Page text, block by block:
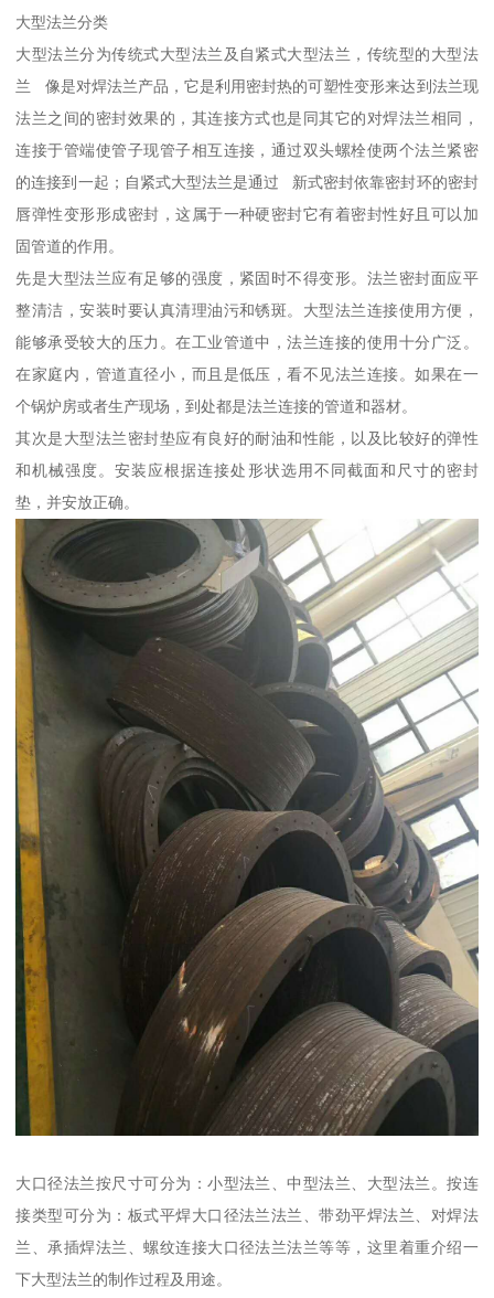
大型法兰分类
大型法兰分为传统式大型法兰及自紧式大型法兰，传统型的大型法
兰 像是对焊法兰产品，它是利用密封热的可塑性变形来达到法兰现
法兰之间的密封效果的，其连接方式也是同其它的对焊法兰相同，
连接于管端使管子现管子相互连接，通过双头螺栓使两个法兰紧密
的连接到一起；自紧式大型法兰是通过 新式密封依靠密封环的密封
唇弹性变形形成密封，这属于一种硬密封它有着密封性好且可以加
固管道的作用。
先是大型法兰应有足够的强度，紧固时不得变形。法兰密封面应平
整清洁，安装时要认真清理油污和锈斑。大型法兰连接使用方便，
能够承受较大的压力。在工业管道中，法兰连接的使用十分广泛。
在家庭内，管道直径小，而且是低压，看不见法兰连接。如果在一
个锅炉房或者生产现场，到处都是法兰连接的管道和器材。
其次是大型法兰密封垫应有良好的耐油和性能，以及比较好的弹性
和机械强度。安装应根据连接处形状选用不同截面和尺寸的密封
垫，并安放正确。
大口径法兰按尺寸可分为：小型法兰、中型法兰、大型法兰。按连
接类型可分为：板式平焊大口径法兰法兰、带劲平焊法兰、对焊法
兰、承插焊法兰、螺纹连接大口径法兰法兰等等，这里着重介绍一
下大型法兰的制作过程及用途。